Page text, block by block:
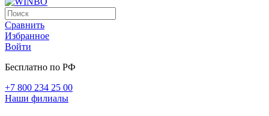
Сравнить
Избранное
Войти
Бесплатно по РФ
+7 800 234 25 00
Наши филиалы